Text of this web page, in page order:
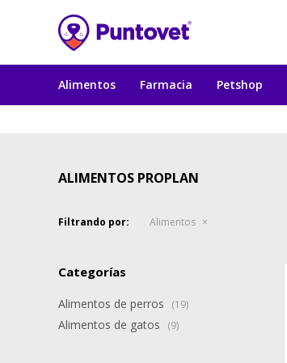
Alimentos Farmacia Petshop
ALIMENTOS PROPLAN
Filtrando por: Alimentos
Categorías
Alimentos de perros (19)
Alimentos de gatos (9)